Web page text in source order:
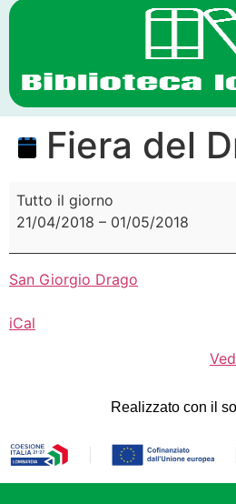
Fiera del
Tutto il giorno
21/04/2018 – 01/05/2018
San Giorgio Drago
iCal
Realizzato con il